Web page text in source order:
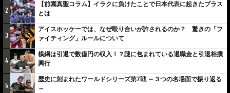
2
【前園真聖コラム】イラクに負けたことで日本代表に起きたプラス
とは
3
アイスホッケーでは、なぜ殴り合いが許されるのか？ 驚きの「フ
ァイティング」ルールについて
4
横綱は引退で数億円の収入！？謎に包まれている退職金と引退相撲
興行
5
歴史に刻まれたワールドシリーズ第7戦 ～３つの名場面で振り返る
～